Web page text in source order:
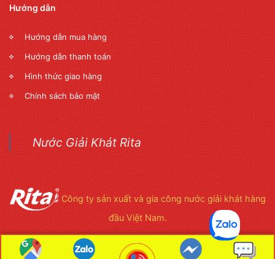
Hướng dẫn
Hướng dẫn mua hàng
Hướng dẫn thanh toán
Hình thức giao hàng
Chính sách bảo mật
Nước Giải Khát Rita
Công ty sản xuất và gia công nước giải khát hàng
đầu Việt Nam.